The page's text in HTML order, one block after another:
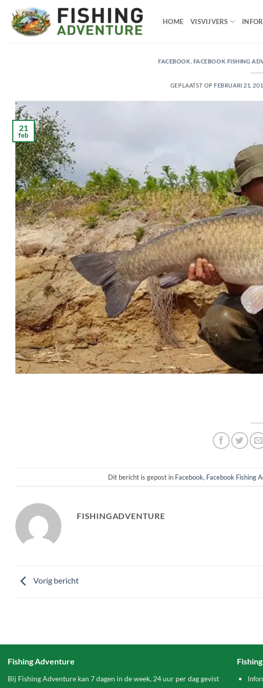
naar
HOME VISVIJVERS
FACEBOOK FACEBOOK FISHING
GEPLAATST OP FEBRUARI 21,
21
feb
Dit bericht is gepost in Facebook, Facebook Fishing
FISHINGADVENTURE
Vorig bericht
Fishing Adventure
Bij Fishing Adventure kan 7 dagen in de week, 24 uur per dag gevist